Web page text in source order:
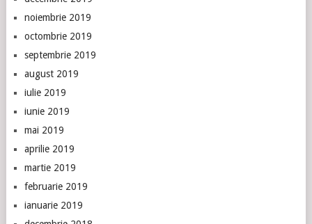
noiembrie 2019
octombrie 2019
septembrie 2019
august 2019
iulie 2019
iunie 2019
mai 2019
aprilie 2019
martie 2019
februarie 2019
ianuarie 2019